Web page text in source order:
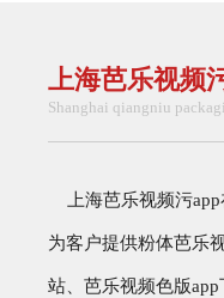
上海芭乐视频
Shanghai qiangniu
上海芭乐视频污app
为客户提供粉体芭乐视频
站、芭乐视频色版